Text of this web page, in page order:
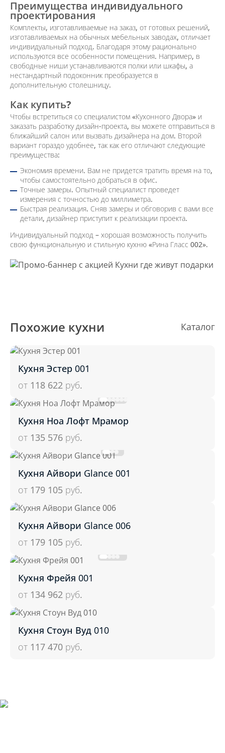
Преимущества индивидуального
проектирования
Комплекты, изготавливаемые на заказ, от готовых решений,
изготавливаемых на обычных мебельных заводах, отличает
индивидуальный подход. Благодаря этому рационально
используются все особенности помещения. Например, в
свободные ниши устанавливаются полки или шкафы, а
нестандартный подоконник преобразуется в
дополнительную столешницу.
Как купить?
Чтобы встретиться со специалистом «Кухонного Двора» и
заказать разработку дизайн-проекта, вы можете отправиться в
ближайший салон или вызвать дизайнера на дом. Второй
вариант гораздо удобнее, так как его отличают следующие
преимущества:
Экономия времени. Вам не придется тратить время на то,
чтобы самостоятельно добраться в офис.
Точные замеры. Опытный специалист проведет
измерения с точностью до миллиметра.
Быстрая реализация. Сняв замеры и обговорив с вами все
детали, дизайнер приступит к реализации проекта.
Индивидуальный подход – хорошая возможность получить
свою функциональную и стильную кухню «Рина Гласс 002».
Похожие кухни Каталог
Кухня Эстер 001
от 118 622 руб.
Кухня Ноа Лофт Мрамор
от 135 576 руб.
Кухня Айвори Glance 001
от 179 105 руб.
Кухня Айвори Glance 006
от 179 105 руб.
Кухня Фрейя 001
от 134 962 руб.
Кухня Стоун Вуд 010
от 117 470 руб.